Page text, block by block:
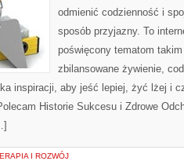
odmienić codzienność i
sposób przyjazny. To
poświęcony tematom
zbilansowane żywienie,
inspiracji, aby jeść lepiej, żyć lżej i
Historie Sukcesu i Zdrowe
I ROZWÓJ